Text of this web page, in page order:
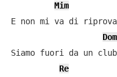
Mim
E non mi va di
Siamo fuori da un
Re